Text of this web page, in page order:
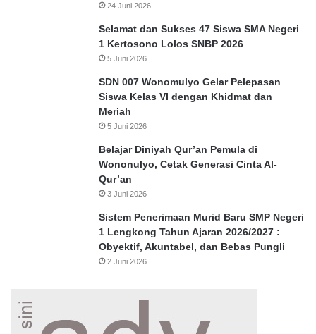
24 Juni 2026
Selamat dan Sukses 47 Siswa SMA Negeri
1 Kertosono Lolos SNBP 2026
5 Juni 2026
SDN 007 Wonomulyo Gelar Pelepasan
Siswa Kelas VI dengan Khidmat dan
Meriah
5 Juni 2026
Belajar Diniyah Qur’an Pemula di
Wononulyo, Cetak Generasi Cinta Al-
Qur’an
3 Juni 2026
Sistem Penerimaan Murid Baru SMP Negeri
1 Lengkong Tahun Ajaran 2026/2027 :
Obyektif, Akuntabel, dan Bebas Pungli
2 Juni 2026